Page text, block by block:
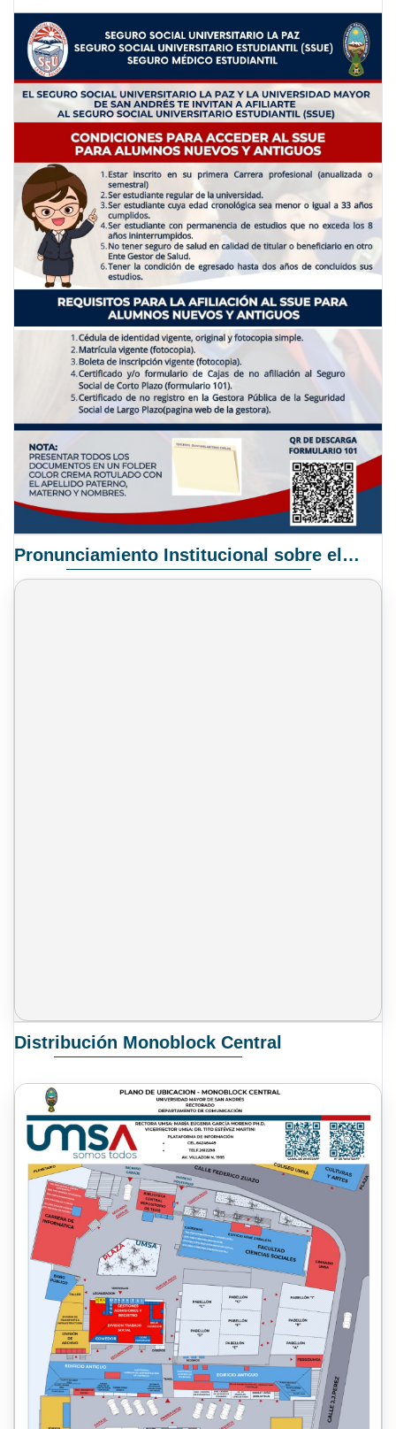
Pronunciamiento Institucional sobre el Proyecto de Ley N° 068/2025-2026 C.S.
Distribución Monoblock Central